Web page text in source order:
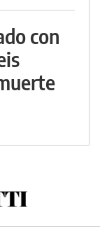
con